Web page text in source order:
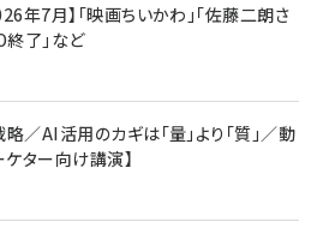
年7月】「映画ちいかわ」「佐藤二朗さ
終了」など
／AI活用のカギは「量」より「質」／動
ター向け講演】